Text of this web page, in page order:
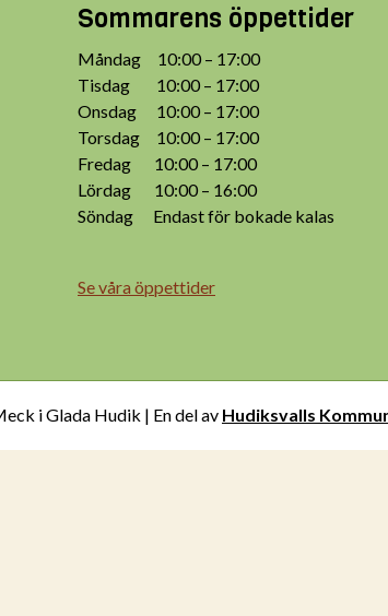
Sommarens öppettider
Måndag 10:00 – 17:00
Tisdag 10:00 – 17:00
Onsdag 10:00 – 17:00
Torsdag 10:00 – 17:00
Fredag 10:00 – 17:00
Lördag 10:00 – 16:00
Söndag Endast för bokade kalas
Se våra öppettider
i Glada Hudik | En del av Hudiksvalls